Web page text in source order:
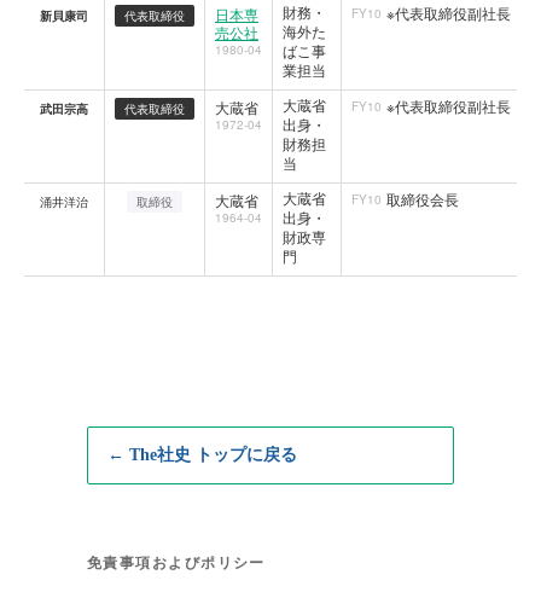
新貝康司 代表取締役
日本専
売公社
1980-04
財務・
海外た
ばこ事
業担当
FY10 ※代表取締役副社長
武田宗高 代表取締役 大蔵省
1972-04
大蔵省
出身・
財務担
当
FY10 ※代表取締役副社長
涌井洋治 取締役 大蔵省
1964-04
大蔵省
出身・
財政専
門
FY10 取締役会長
← The社史 トップに戻る
免責事項およびポリシー